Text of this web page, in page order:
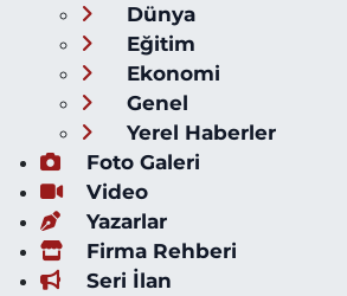
Dünya
Eğitim
Ekonomi
Genel
Yerel Haberler
Foto Galeri
Video
Yazarlar
Firma Rehberi
Seri İlan